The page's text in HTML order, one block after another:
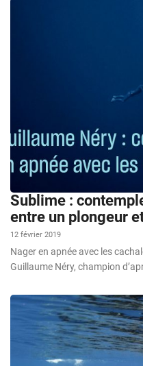
Sublime :
entre un plongeur
12 février 2019
Nager en apnée avec les
Guillaume Néry, champion